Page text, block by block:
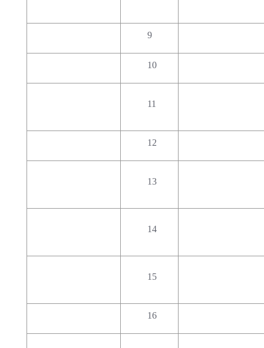
9
10
11
12
13
14
15
16